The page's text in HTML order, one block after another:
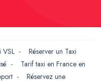
VSL - Réserver un Taxi
- Tarif taxi en France en
- Réservez une